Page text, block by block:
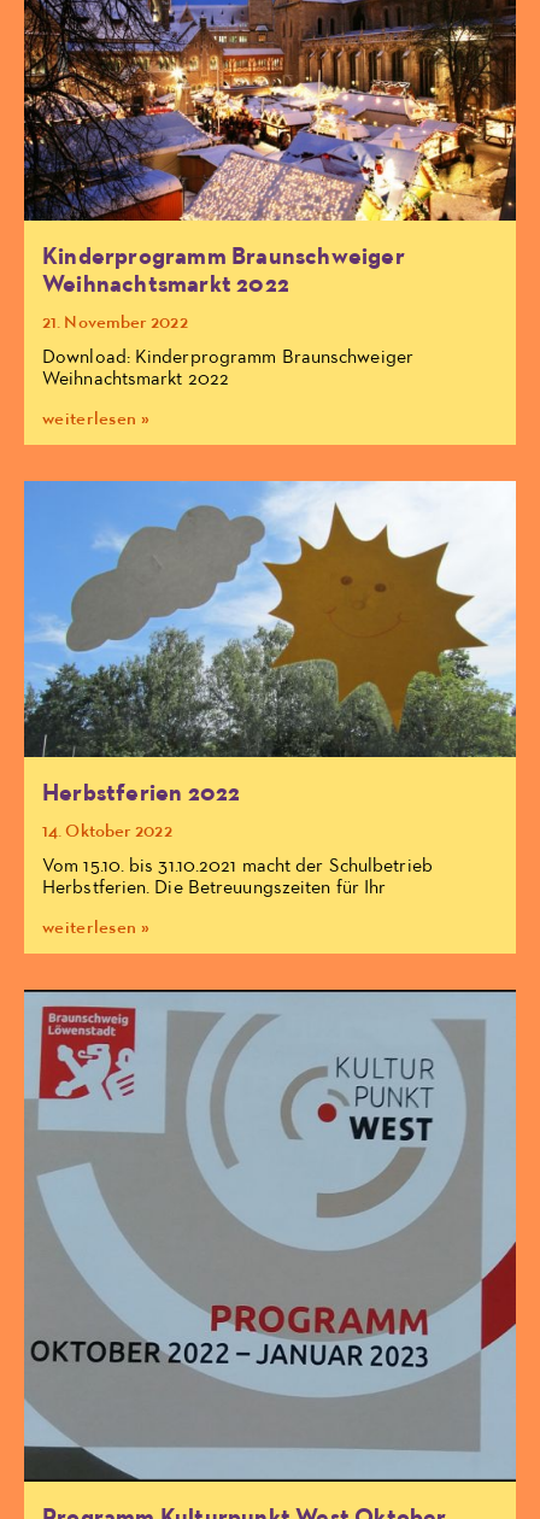
Kinderprogramm Braunschweiger
Weihnachtsmarkt 2022
21. November 2022
Download: Kinderprogramm Braunschweiger
Weihnachtsmarkt 2022
weiterlesen »
Herbstferien 2022
14. Oktober 2022
Vom 15.10. bis 31.10.2021 macht der Schulbetrieb
Herbstferien. Die Betreuungszeiten für Ihr
weiterlesen »